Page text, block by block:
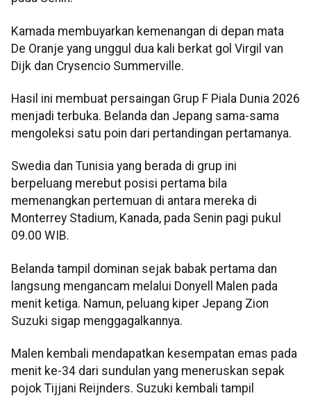
Kamada membuyarkan kemenangan di depan mata
De Oranje yang unggul dua kali berkat gol Virgil van
Dijk dan Crysencio Summerville.
Hasil ini membuat persaingan Grup F Piala Dunia 2026
menjadi terbuka. Belanda dan Jepang sama-sama
mengoleksi satu poin dari pertandingan pertamanya.
Swedia dan Tunisia yang berada di grup ini
berpeluang merebut posisi pertama bila
memenangkan pertemuan di antara mereka di
Monterrey Stadium, Kanada, pada Senin pagi pukul
09.00 WIB.
Belanda tampil dominan sejak babak pertama dan
langsung mengancam melalui Donyell Malen pada
menit ketiga. Namun, peluang kiper Jepang Zion
Suzuki sigap menggagalkannya.
Malen kembali mendapatkan kesempatan emas pada
menit ke-34 dari sundulan yang meneruskan sepak
pojok Tijjani Reijnders. Suzuki kembali tampil